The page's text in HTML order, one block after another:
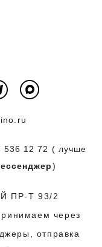
536 12 72 ( лучше
)
ПР-Т 93/2
через
отправка